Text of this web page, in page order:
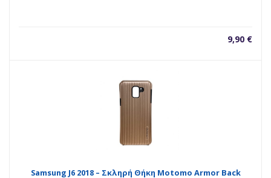
9,90 €
Samsung J6 2018 – Σκληρή Θήκη Motomo Armor Back